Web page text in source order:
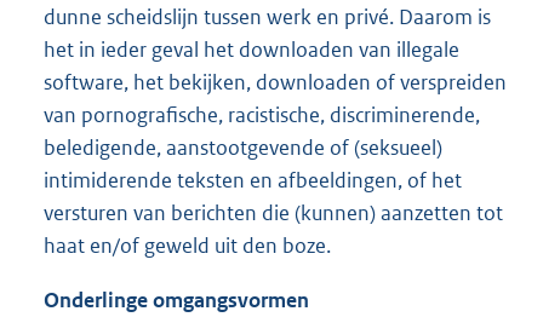
dunne scheidslijn tussen werk en privé. Daarom is
het in ieder geval het downloaden van illegale
software, het bekijken, downloaden of verspreiden
van pornografische, racistische, discriminerende,
beledigende, aanstootgevende of (seksueel)
intimiderende teksten en afbeeldingen, of het
versturen van berichten die (kunnen) aanzetten tot
haat en/of geweld uit den boze.
Onderlinge omgangsvormen